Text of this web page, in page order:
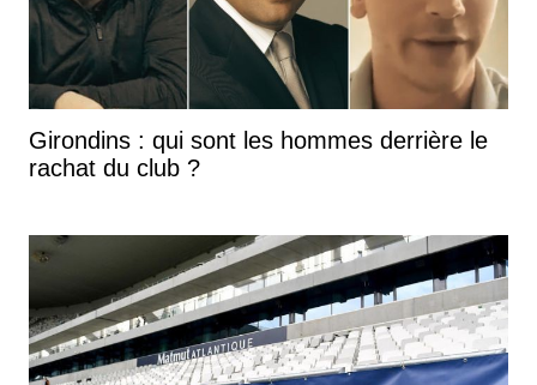
Girondins : qui sont les hommes derrière le
rachat du club ?